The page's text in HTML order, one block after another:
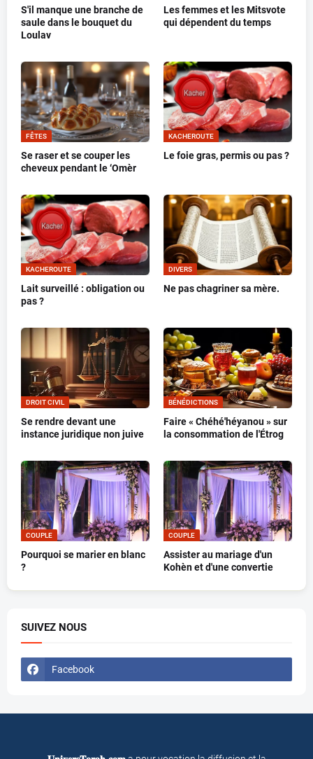
S'il manque une branche de
saule dans le bouquet du
Loulav
Les femmes et les Mitsvote
qui dépendent du temps
FÊTES
Se raser et se couper les
cheveux pendant le ‘Omèr
KACHEROUTE
Le foie gras, permis ou pas ?
KACHEROUTE
Lait surveillé : obligation ou
pas ?
DIVERS
Ne pas chagriner sa mère.
DROIT CIVIL
Se rendre devant une
instance juridique non juive
BÉNÉDICTIONS
Faire « Chéhé'héyanou » sur
la consommation de l'Étrog
COUPLE
Pourquoi se marier en blanc
?
COUPLE
Assister au mariage d'un
Kohèn et d'une convertie
SUIVEZ NOUS
Facebook